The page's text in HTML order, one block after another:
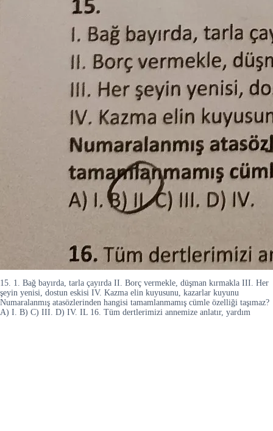
15. 1. Bağ bayırda, tarla çayırda II. Borç vermekle, düşman kırmakla III. Her
şeyin yenisi, dostun eskisi IV. Kazma elin kuyusunu, kazarlar kuyunu
Numaralanmış atasözlerinden hangisi tamamlanmamış cümle özelliği taşımaz?
A) I. B) C) III. D) IV. IL 16. Tüm dertlerimizi annemize anlatır, yardım